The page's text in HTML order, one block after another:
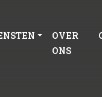
OVER
ONS